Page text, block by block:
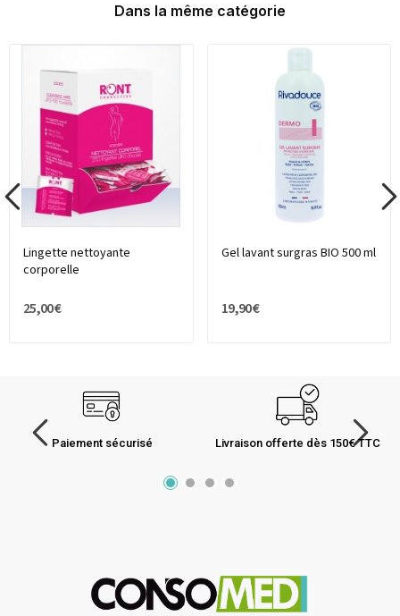
Dans la même catégorie
Lingette nettoyante
corporelle
25,00 €
Gel lavant surgras BIO 500 ml
19,90 €
Paiement sécurisé Livraison offerte dès 150€ TTC